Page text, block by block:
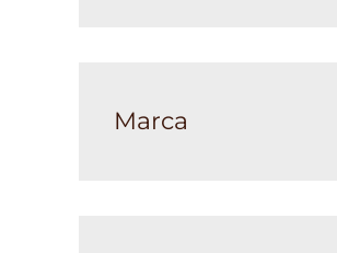
Marca